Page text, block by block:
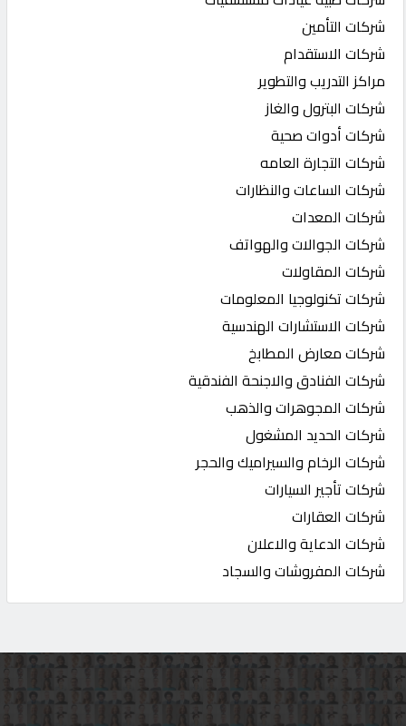
شركات التأمين
شركات الاستقدام
مراكز التدريب والتطوير
شركات البترول والغاز
شركات أدوات صحية
شركات التجارة العامه
شركات الساعات والنظارات
شركات المعدات
شركات الجوالات والهواتف
شركات المقاولات
شركات تكنولوجيا المعلومات
شركات الاستشارات الهندسية
شركات معارض المطابخ
شركات الفنادق والاجنحة الفندقية
شركات المجوهرات والذهب
شركات الحديد المشغول
شركات الرخام والسيراميك والحجر
شركات تأجير السيارات
شركات العقارات
شركات الدعاية والاعلان
شركات المفروشات والسجاد